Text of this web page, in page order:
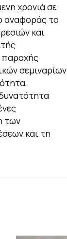
χρονιά σε
αναφοράς το
και
παροχής
σεμιναρίων
των
και τη